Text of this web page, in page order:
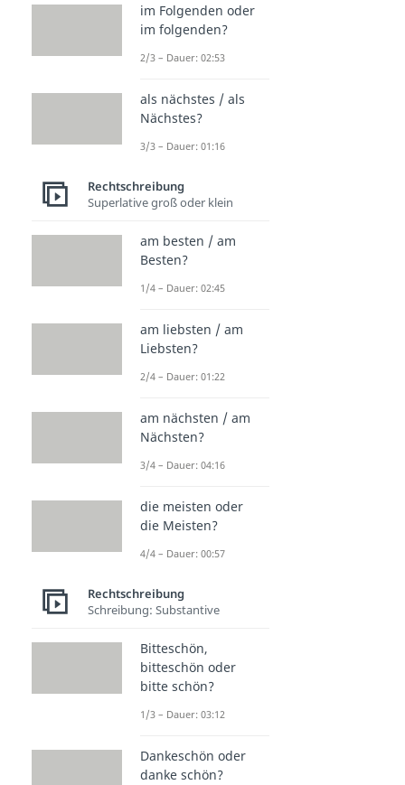
im Folgenden oder
im folgenden?
2/3 – Dauer: 02:53
als nächstes / als
Nächstes?
3/3 – Dauer: 01:16
Rechtschreibung
Superlative groß oder klein
am besten / am
Besten?
1/4 – Dauer: 02:45
am liebsten / am
Liebsten?
2/4 – Dauer: 01:22
am nächsten / am
Nächsten?
3/4 – Dauer: 04:16
die meisten oder
die Meisten?
4/4 – Dauer: 00:57
Rechtschreibung
Schreibung: Substantive
Bitteschön,
bitteschön oder
bitte schön?
1/3 – Dauer: 03:12
Dankeschön oder
danke schön?